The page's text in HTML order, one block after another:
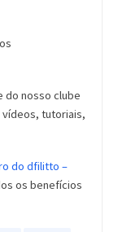
do nosso clube
vídeos, tutoriais,
do dfilitto –
os benefícios